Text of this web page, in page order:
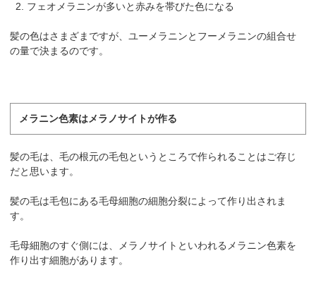
フェオメラニンが多いと赤みを帯びた色になる
髪の色はさまざまですが、ユーメラニンとフーメラニンの組合せ
の量で決まるのです。
メラニン色素はメラノサイトが作る
髪の毛は、毛の根元の毛包というところで作られることはご存じ
だと思います。
髪の毛は毛包にある毛母細胞の細胞分裂によって作り出されま
す。
毛母細胞のすぐ側には、メラノサイトといわれるメラニン色素を
作り出す細胞があります。